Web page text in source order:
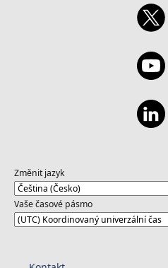
Změnit jazyk
Vaše časové pásmo